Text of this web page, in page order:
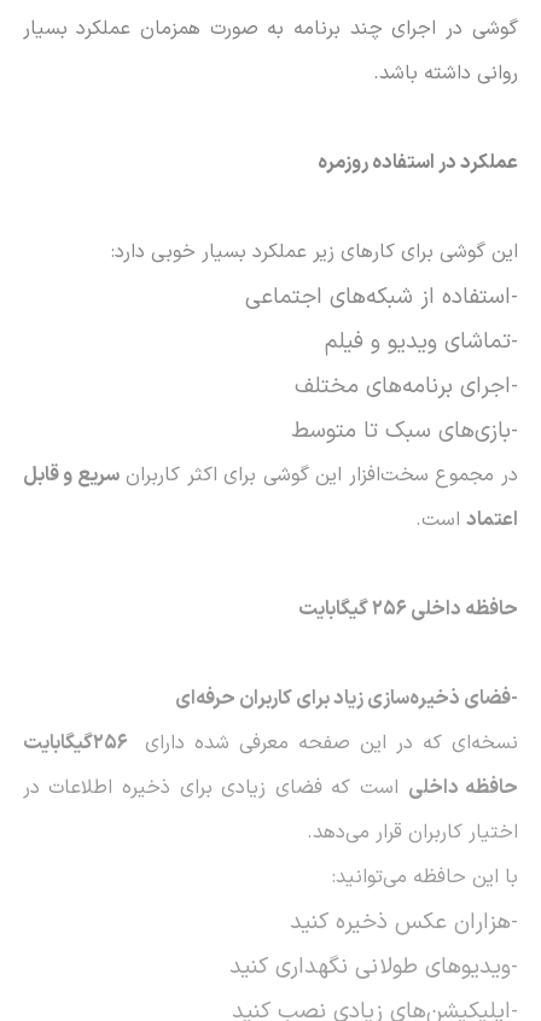
گوشی در اجرای چند برنامه به صورت همزمان عملکرد بسیار
روانی داشته باشد.
عملکرد در استفاده روزمره
این گوشی برای کارهای زیر عملکرد بسیار خوبی دارد:
-استفاده از شبکه‌های اجتماعی
-تماشای ویدیو و فیلم
-اجرای برنامه‌های مختلف
-بازی‌های سبک تا متوسط
در مجموع سخت‌افزار این گوشی برای اکثر کاربرانسریع و قابل
اعتماداست.
حافظه داخلی 256 گیگابایت
-فضای ذخیره‌سازی زیاد برای کاربران حرفه‌ای
نسخه‌ای که در این صفحه معرفی شده دارای
256گیگابایت
حافظه داخلی است که فضای زیادی برای ذخیره اطلاعات در
اختیار کاربران قرار می‌دهد.
با این حافظه می‌توانید:
-هزاران عکس ذخیره کنید
-ویدیوهای طولانی نگهداری کنید
-اپلیکیشن‌های زیادی نصب کنید